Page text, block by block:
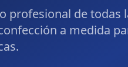
profesional de todas
a medida